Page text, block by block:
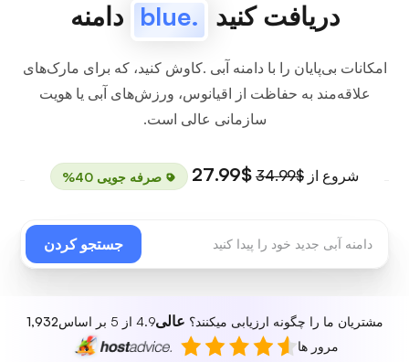
دریافت کنید .blue دامنه
امکانات بی‌پایان را با دامنه آبی .کاوش کنید، که برای مارک‌های
علاقه‌مند به حفاظت از اقیانوس، ورزش‌های آبی یا هویت
سازمانی عالی است.
شروع از $34.99
$27.99 صرفه جویی 40%
جستجو کردن
مشتریان ما را چگونه ارزیابی میکنند؟ عالی4.9 از 5 بر اساس
1,932
مرور ها